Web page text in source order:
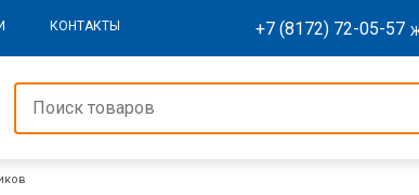
КОНТАКТЫ +7 (8172) 72-05-57